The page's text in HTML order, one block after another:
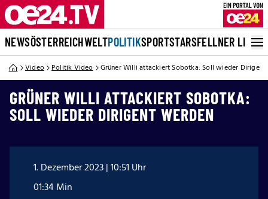
NEWSÖSTERREICHWELTPOLITIKSPORTSTARSFELLNER LIVE
Video Politik Video Grüner Willi attackiert Sobotka: Soll wieder
GRÜNER WILLI ATTACKIERT SOBOTKA:
SOLL WIEDER DIRIGENT WERDEN
1. Dezember 2023 | 10:51 Uhr
01:34 Min